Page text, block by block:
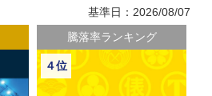
基準日：2026/08/07
騰落率ランキング
４位